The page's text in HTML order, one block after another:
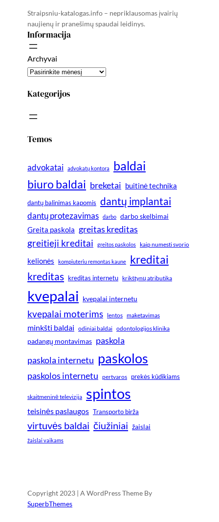
Straipsniu-katalogas.info – nepriklausomas įvairių
naujienų ir pranešimų spaudai leidinys.
Informacija
Archyvai
Kategorijos
Temos
advokatai advokatų kontora baldai
biuro baldai breketai buitinė technika
dantų balinimas kapomis dantų implantai
dantų protezavimas darbo darbo skelbimai
Greita paskola greitas kreditas
greitieji kreditai greitos paskolos kaip numesti svorio
kelionės kompiuteriu remontas kaune kreditai
kreditas kreditas internetu krikštynų atributika
kvepalai kvepalai internetu
kvepalai moterims lentos maketavimas
minkšti baldai odiniai baldai odontologijos klinika
padangų montavimas paskola
paskola internetu paskolos
paskolos internetu pertvaros prekės kūdikiams
skaitmeninė televizija spintos
teisinės paslaugos Transporto birža
virtuvės baldai čiužiniai žaislai
žaislai vaikams
Copyright 2023 | A WordPress Theme By
SuperbThemes